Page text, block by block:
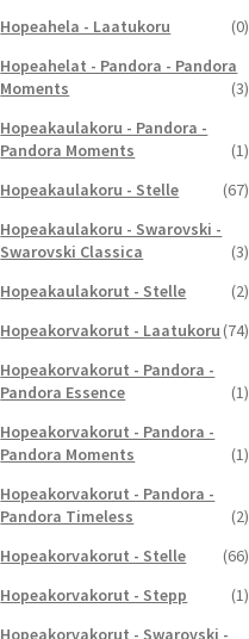
Hopeahela - Laatukoru
(0)
Hopeahelat - Pandora - Pandora
Moments
(3)
Hopeakaulakoru - Pandora -
Pandora Moments
(1)
Hopeakaulakoru - Stelle
(67)
Hopeakaulakoru - Swarovski -
Swarovski Classica
(3)
Hopeakaulakorut - Stelle
(2)
Hopeakorvakorut - Laatukoru (74)
Hopeakorvakorut - Pandora -
Pandora Essence
(1)
Hopeakorvakorut - Pandora -
Pandora Moments
(1)
Hopeakorvakorut - Pandora -
Pandora Timeless
(2)
Hopeakorvakorut - Stelle
(66)
Hopeakorvakorut - Stepp
(1)
Hopeakorvakorut - Swarovski -